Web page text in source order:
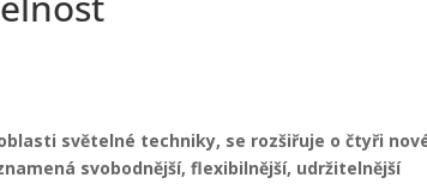
světelné techniky, se rozšiřuje o čtyři
svobodnější, flexibilnější, udržitelnější